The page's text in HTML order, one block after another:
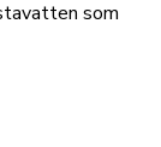
som